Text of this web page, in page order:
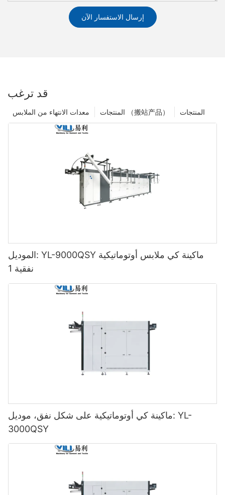
إرسال الاستفسار الآن
قد ترغب
المنتجات المنتجات （搬站产品） معدات الانتهاء من الملابس
الموديل: YL-9000QSY ماكينة كي ملابس أوتوماتيكية
نفقية 1
ماكينة كي أوتوماتيكية على شكل نفق، موديل: YL-
3000QSY